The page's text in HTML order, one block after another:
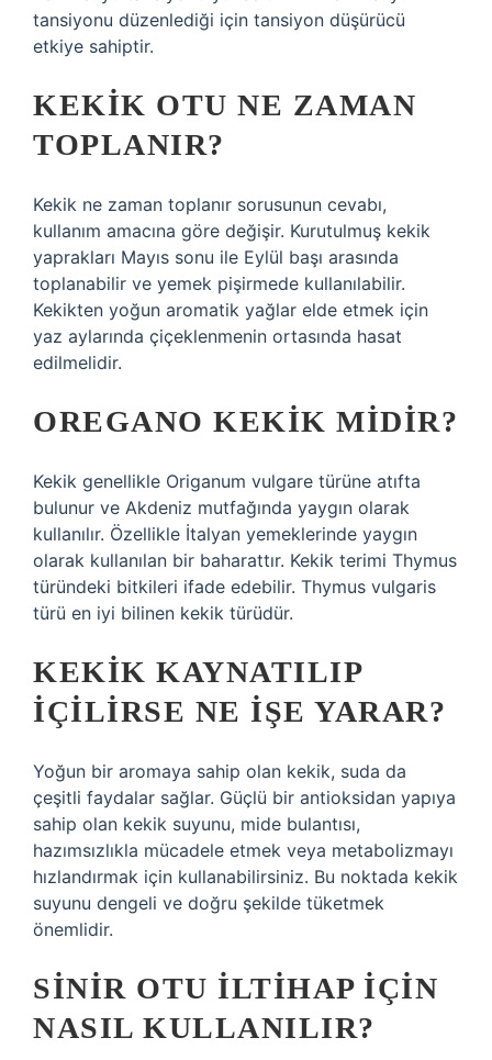
tansiyonu düzenlediği için tansiyon düşürücü
etkiye sahiptir.
KEKIK OTU NE ZAMAN
TOPLANIR?
Kekik ne zaman toplanır sorusunun cevabı,
kullanım amacına göre değişir. Kurutulmuş kekik
yaprakları Mayıs sonu ile Eylül başı arasında
toplanabilir ve yemek pişirmede kullanılabilir.
Kekikten yoğun aromatik yağlar elde etmek için
yaz aylarında çiçeklenmenin ortasında hasat
edilmelidir.
OREGANO KEKIK MIDIR?
Kekik genellikle Origanum vulgare türüne atıfta
bulunur ve Akdeniz mutfağında yaygın olarak
kullanılır. Özellikle İtalyan yemeklerinde yaygın
olarak kullanılan bir baharattır. Kekik terimi Thymus
türündeki bitkileri ifade edebilir. Thymus vulgaris
türü en iyi bilinen kekik türüdür.
KEKIK KAYNATILIP
IÇILIRSE NE IŞE YARAR?
Yoğun bir aromaya sahip olan kekik, suda da
çeşitli faydalar sağlar. Güçlü bir antioksidan yapıya
sahip olan kekik suyunu, mide bulantısı,
hazımsızlıkla mücadele etmek veya metabolizmayı
hızlandırmak için kullanabilirsiniz. Bu noktada kekik
suyunu dengeli ve doğru şekilde tüketmek
önemlidir.
SINIR OTU ILTIHAP IÇIN
NASIL KULLANILIR?